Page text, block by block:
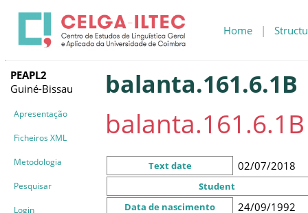
Home |
PEAPL2
Guiné-Bissau
Apresentação
Ficheiros XML
Metodologia
Pesquisar
Login
balanta.161.6.1B
balanta.161.6.1B
Text date 02/07/2018
Student
Data de nascimento
24/09/1992